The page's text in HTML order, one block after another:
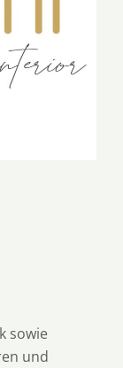
sowie
und